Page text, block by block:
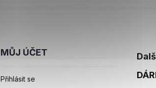
MŮJ ÚČET
Přihlásit se